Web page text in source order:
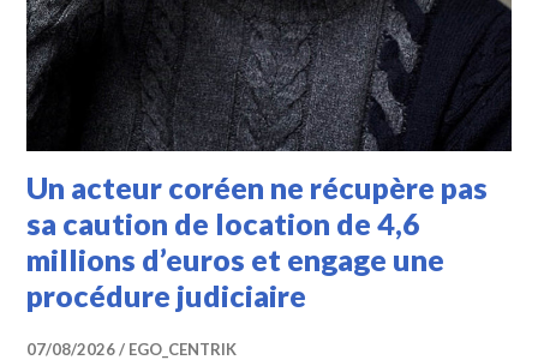
Un acteur coréen ne récupère pas
sa caution de location de 4,6
millions d’euros et engage une
procédure judiciaire
07/08/2026 EGO_CENTRIK